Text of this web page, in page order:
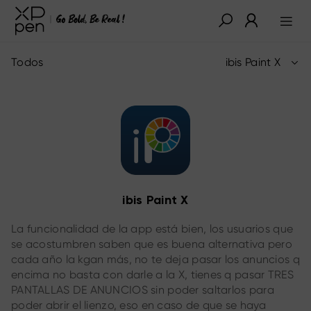
Todos ibis Paint X
ibis Paint X
La funcionalidad de la app está bien, los usuarios que
se acostumbren saben que es buena alternativa pero
cada año la kgan más, no te deja pasar los anuncios q
encima no basta con darle a la X, tienes q pasar TRES
PANTALLAS DE ANUNCIOS sin poder saltarlos para
poder abrir el lienzo, eso en caso de que se haya